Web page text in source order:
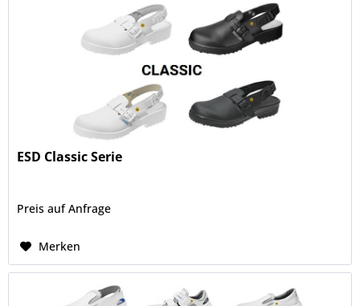
ESD Classic Serie
Preis auf Anfrage
Merken